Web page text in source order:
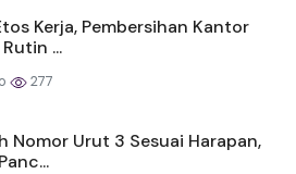
Kerja, Pembersihan Kantor
...
277
Nomor Urut 3 Sesuai Harapan,